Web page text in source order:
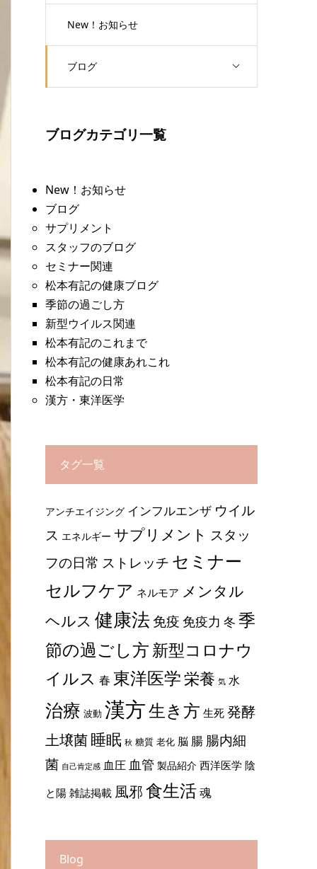
New！お知らせ
ブログ
ブログカテゴリ一覧
New！お知らせ
ブログ
サプリメント
スタッフのブログ
セミナー関連
松本有記の健康ブログ
季節の過ごし方
新型ウイルス関連
松本有記のこれまで
松本有記の健康あれこれ
松本有記の日常
漢方・東洋医学
タグ一覧
アンチエイジング インフルエンザ ウイル
ス エネルギー サプリメント スタッ
フの日常 ストレッチ セミナー
セルフケア ネルモア メンタル
ヘルス 健康法免疫 免疫力 冬 季
節の過ごし方新型コロナウ
イルス 春 東洋医学栄養 気 水
治療 波動 漢方生き方 生死発酵
土壌菌睡眠 秋 糖質 老化 脳 腸 腸内細
菌 自己肯定感 血圧 血管 製品紹介 西洋医学陰
と陽雑誌掲載 風邪食生活魂
Blog